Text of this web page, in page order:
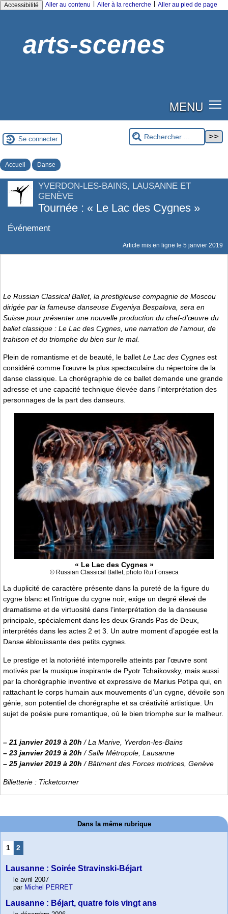
Accessibilité Aller au contenu Aller à la recherche Aller au pied de page
arts-scenes
MENU
Se connecter
Accueil Danse
YVERDON-LES-BAINS, LAUSANNE ET
GENÈVE
Tournée : « Le Lac des Cygnes »
Événement
Article mis en ligne le 5 janvier 2019
Le Russian Classical Ballet, la prestigieuse compagnie de Moscou
dirigée par la fameuse danseuse Evgeniya Bespalova, sera en
Suisse pour présenter une nouvelle production du chef-d’œuvre du
ballet classique : Le Lac des Cygnes , une narration de l’amour, de
trahison et du triomphe du bien sur le mal.
Plein de romantisme et de beauté, le ballet Le Lac des Cygnes est
considéré comme l’œuvre la plus spectaculaire du répertoire de la
danse classique. La chorégraphie de ce ballet demande une grande
adresse et une capacité technique élevée dans l’interprétation des
personnages de la part des danseurs.
« Le Lac des Cygnes »
© Russian Classical Ballet, photo Rui Fonseca
La duplicité de caractère présente dans la pureté de la figure du
cygne blanc et l’intrigue du cygne noir, exige un degré élevé de
dramatisme et de virtuosité dans l’interprétation de la danseuse
principale, spécialement dans les deux Grands Pas de Deux,
interprétés dans les actes 2 et 3. Un autre moment d’apogée est la
Danse éblouissante des petits cygnes.
Le prestige et la notoriété intemporelle atteints par l’œuvre sont
motivés par la musique inspirante de Pyotr Tchaikovsky, mais aussi
par la chorégraphie inventive et expressive de Marius Petipa qui, en
rattachant le corps humain aux mouvements d’un cygne, dévoile son
génie, son potentiel de chorégraphe et sa créativité artistique. Un
sujet de poésie pure romantique, où le bien triomphe sur le malheur.
– 21 janvier 2019 à 20h / La Marive, Yverdon-les-Bains
– 23 janvier 2019 à 20h / Salle Métropole, Lausanne
– 25 janvier 2019 à 20h / Bâtiment des Forces motrices, Genève
Billetterie : Ticketcorner
Dans la même rubrique
1 2
Lausanne : Soirée Stravinski-Béjart
le avril 2007
par Michel PERRET
Lausanne : Béjart, quatre fois vingt ans